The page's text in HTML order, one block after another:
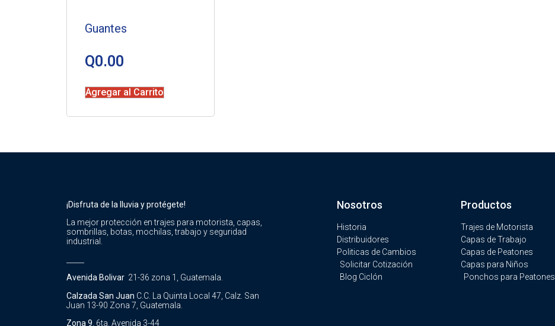
Guantes
Q0.00
Agregar al Carrito
¡Disfruta de la lluvia y protégete!
La mejor protección en trajes para motorista, capas,
sombrillas, botas, mochilas, trabajo y seguridad
industrial.
Avenida Bolivar 21-36 zona 1, Guatemala.
Calzada San Juan C.C. La Quinta Local 47, Calz. San
Juan 13-90 Zona 7, Guatemala.
Zona 9 , 6ta. Avenida 3-44
Nosotros
Historia
Distribuidores
Politicas de Cambios
Solicitar Cotización
Blog Ciclón
Productos
Trajes de Motorista
Capas de Trabajo
Capas de Peatones
Capas para Niños
Ponchos para Peatones